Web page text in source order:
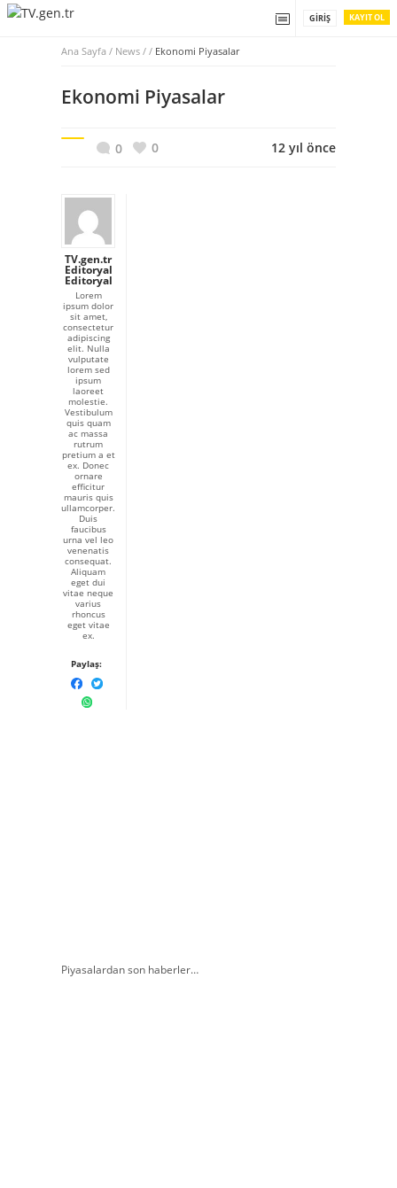
KAYIT OL
GIRIŞ
Ana Sayfa / News / / Ekonomi Piyasalar
Ekonomi Piyasalar
0 0 12 yıl önce
TV.gen.tr
Editoryal
Editoryal
Lorem
ipsum dolor
sit amet,
consectetur
adipiscing
elit. Nulla
vulputate
lorem sed
ipsum
laoreet
molestie.
Vestibulum
quis quam
ac massa
rutrum
pretium a et
ex. Donec
ornare
efficitur
mauris quis
ullamcorper.
Duis
faucibus
urna vel leo
venenatis
consequat.
Aliquam
eget dui
vitae neque
varius
rhoncus
eget vitae
ex.
Paylaş:
Piyasalardan son haberler…